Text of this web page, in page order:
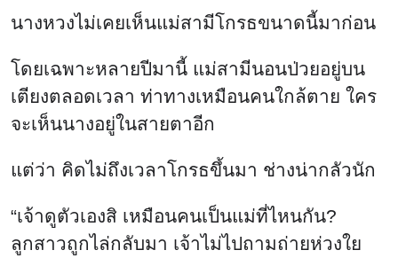
นางหวงไม่เคยเห็นแม่สามีโกรธขนาดนี้มาก่อน
โดยเฉพาะหลายปีมานี้ แม่สามีนอนป่วยอยู่บน
เตียงตลอดเวลา ท่าทางเหมือนคนใกล้ตาย ใคร
จะเห็นนางอยู่ในสายตาอีก
แต่ว่า คิดไม่ถึงเวลาโกรธขึ้นมา ช่างน่ากลัวนัก
“เจ้าดูตัวเองสิ เหมือนคนเป็นแม่ที่ไหนกัน?
ลูกสาวถูกไล่กลับมา เจ้าไม่ไปถามถ่ายห่วงใย